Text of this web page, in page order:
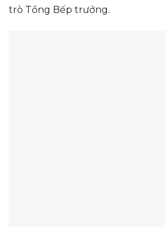
trò Tổng Bếp trưởng.